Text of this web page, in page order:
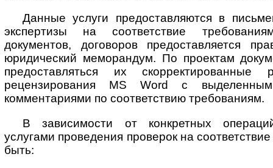
Данные услуги предоставляются в
экспертизы на соответствие
документов, договоров предоставляется
юридический меморандум. По проектам
предоставляться их
рецензирования MS Word с
комментариями по соответствию требованиям.
В зависимости от конкретных
услугами проведения проверок на
быть: